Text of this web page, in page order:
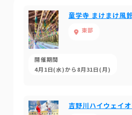
童学寺 まけまけ風
東部
開催期間
4月1日(水)から8月31日(月)
吉野川ハイウェイ